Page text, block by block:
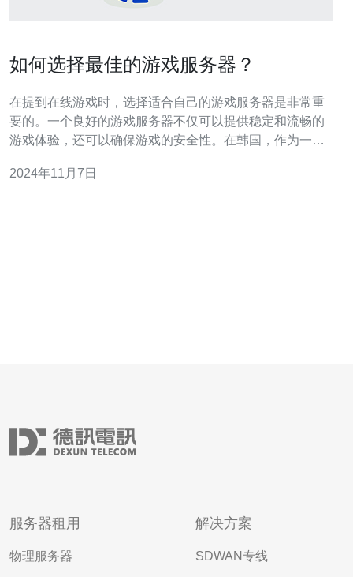
如何选择最佳的游戏服务器？
在提到在线游戏时，选择适合自己的游戏服务器是非常重
要的。一个良好的游戏服务器不仅可以提供稳定和流畅的
游戏体验，还可以确保游戏的安全性。在韩国，作为一个
务的游戏服务器。 首先，选择最佳的游戏服务器需要考虑
2024年11月7日
服务器租用
物理服务器
解决方案
SDWAN专线